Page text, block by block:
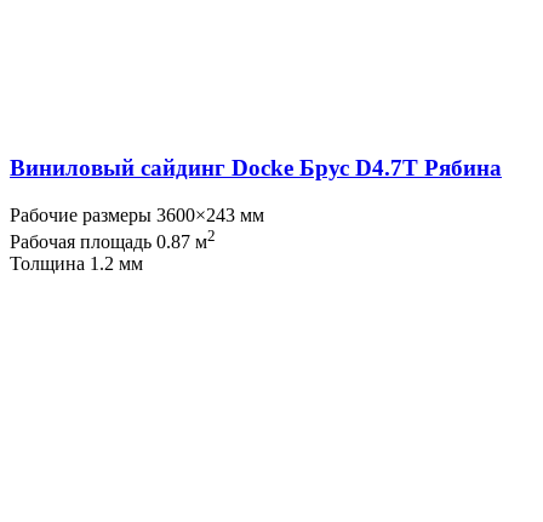
Виниловый сайдинг Docke Брус D4.7T Рябина
Рабочие размеры 3600×243 мм
Рабочая площадь 0.87 м2
Толщина 1.2 мм